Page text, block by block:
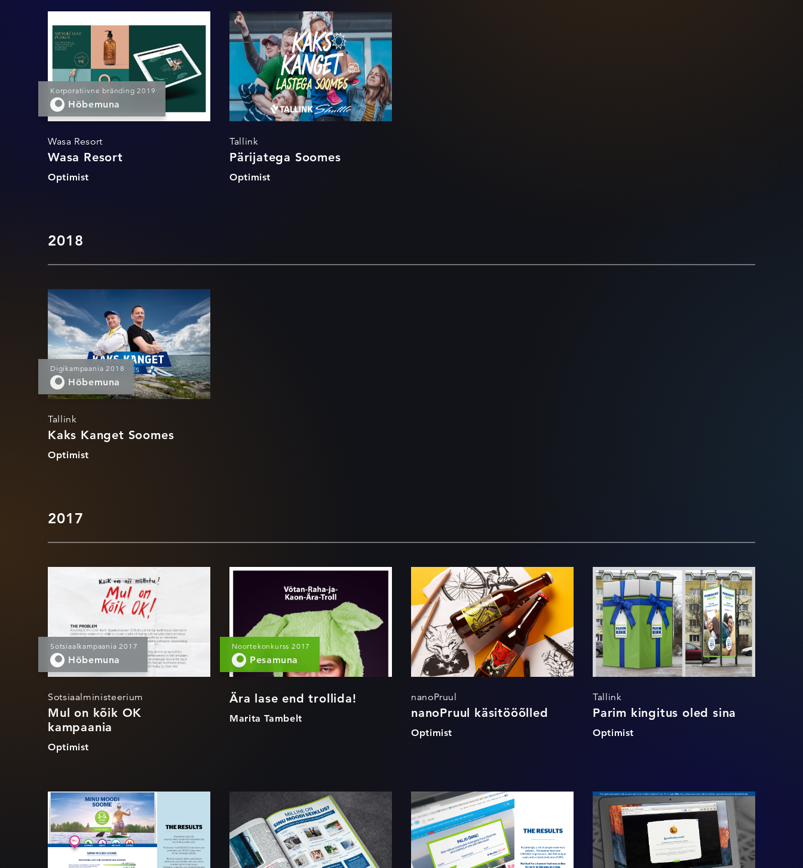
Wasa Resort
Korporatiivne bränding 2019
Hõbemuna
Wasa Resort
Wasa Resort
Optimist
Pärijatega Soomes
Tallink
Pärijatega Soomes
Optimist
2018
Kaks Kanget
Soomes
Digikampaania 2018
Hõbemuna
Tallink
Kaks Kanget Soomes
Optimist
2017
Mul on kõik OK
kampaania
Sotsiaalkampaania 2017
Hõbemuna
Sotsiaalministeerium
Mul on kõik OK
kampaania
Optimist
Ära lase end
trollida!
Noortekonkurss 2017
Pesamuna
Ära lase end trollida!
Marita Tambelt
nanoPruul
käsitööõlled
nanoPruul
nanoPruul käsitööõlled
Optimist
Parim kingitus oled
sina
Tallink
Parim kingitus oled sina
Optimist
Minu moodi
Soome reisibänner
Minu moodi
Soome seikleja
välimääraja
15 minuti bänner
Tallinki
Jõulukalender